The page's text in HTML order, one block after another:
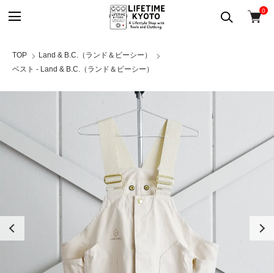
0
TOP
Land & B.C.（ランド＆ビーシー）
ベスト - Land & B.C.（ランド＆ビーシー）